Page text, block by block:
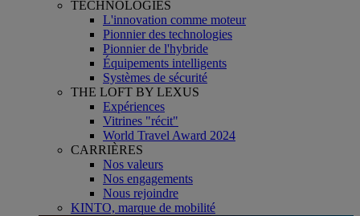
TECHNOLOGIES
L'innovation comme moteur
Pionnier des technologies
Pionnier de l'hybride
Équipements intelligents
Systèmes de sécurité
THE LOFT BY LEXUS
Expériences
Vitrines "récit"
World Travel Award 2024
CARRIÈRES
Nos valeurs
Nos engagements
Nous rejoindre
KINTO, marque de mobilité